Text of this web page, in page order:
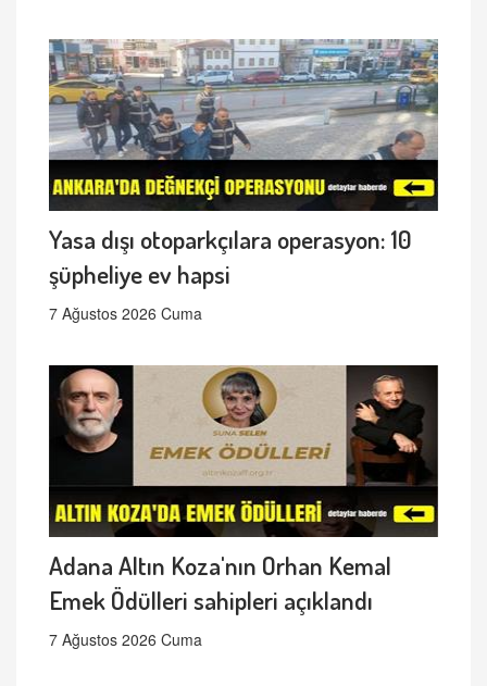
Yasa dışı otoparkçılara operasyon: 10
şüpheliye ev hapsi
7 Ağustos 2026 Cuma
Adana Altın Koza'nın Orhan Kemal
Emek Ödülleri sahipleri açıklandı
7 Ağustos 2026 Cuma